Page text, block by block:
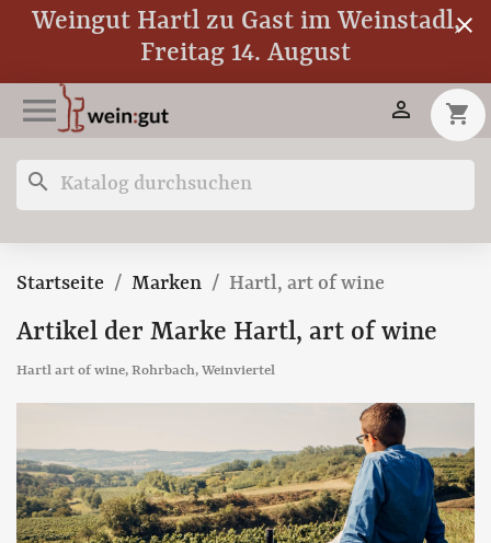
Weingut Hartl zu Gast im Weinstadl,
Freitag 14. August
close
 shopping_cart

search
Startseite Marken Hartl, art of wine
Artikel der Marke Hartl, art of wine
Hartl art of wine, Rohrbach, Weinviertel